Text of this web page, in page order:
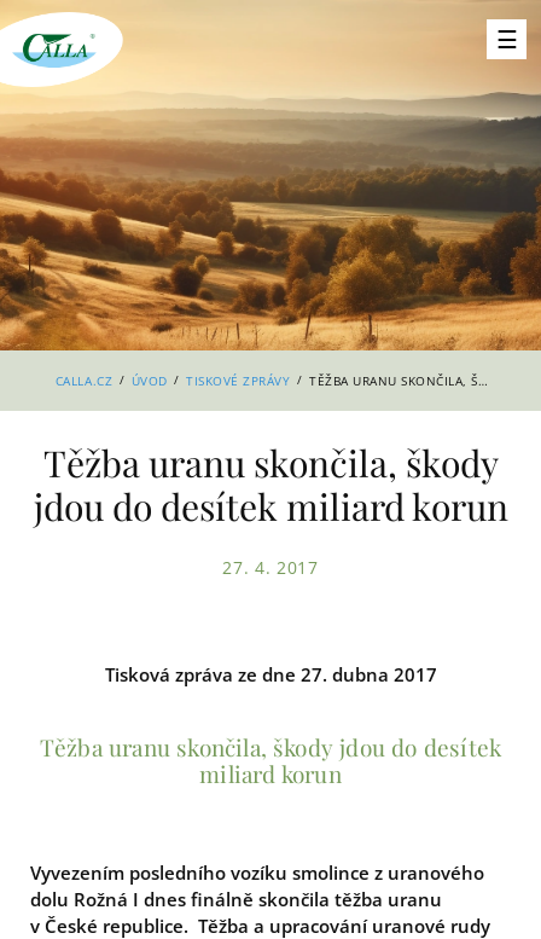
CALLA.CZ / ÚVOD / TISKOVÉ ZPRÁVY / TĚŽBA URANU SKONČILA, ŠKODY JDOU DO DESÍTEK MILIARD KORUN
Těžba uranu skončila, škody
jdou do desítek miliard korun
27. 4. 2017
Tisková zpráva ze dne 27. dubna 2017
Těžba uranu skončila, škody jdou do desítek
miliard korun
Vyvezením posledního vozíku smolince z uranového
dolu Rožná I dnes finálně skončila těžba uranu
v České republice. Těžba a upracování uranové rudy